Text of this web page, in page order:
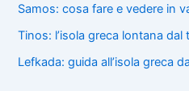
Samos: cosa fare e vedere in
Tinos: l’isola greca lontana dal
Lefkada: guida all’isola greca